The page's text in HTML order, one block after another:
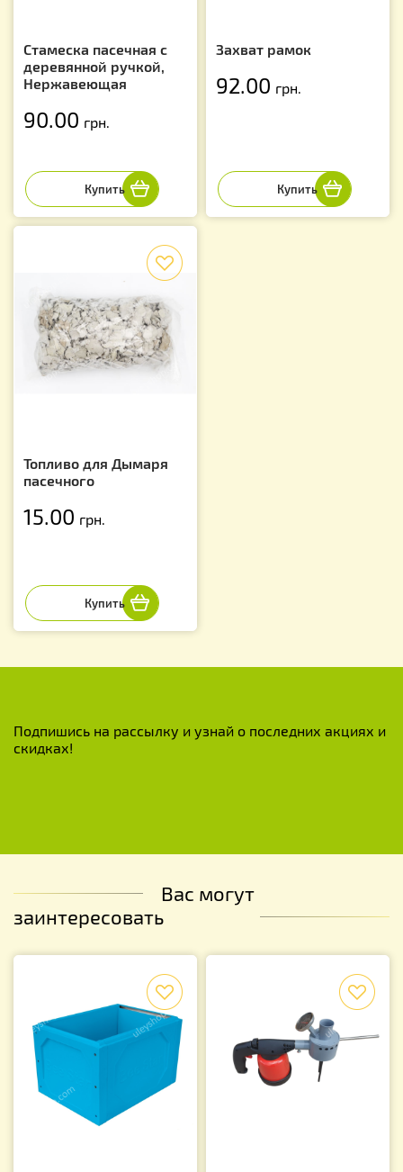
Стамеска пасечная с
деревянной ручкой,
Нержавеющая
90.00 грн.
Захват рамок
92.00 грн.
Топливо для Дымаря
пасечного
15.00 грн.
Подпишись на рассылку и узнай о последних акциях и
скидках!
Вас могут
заинтересовать